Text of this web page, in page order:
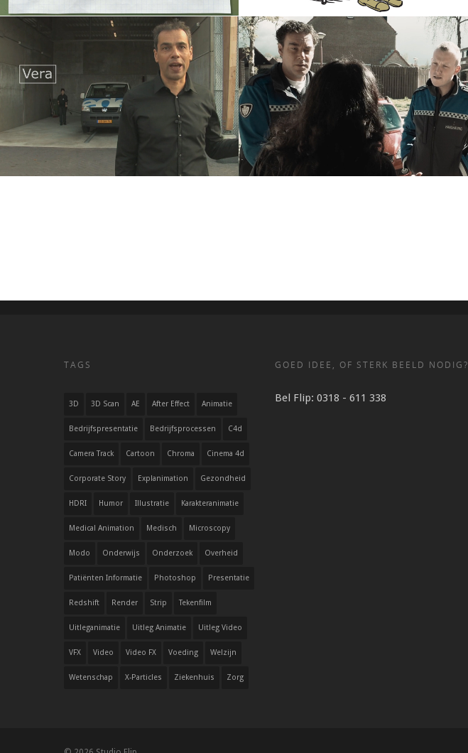
De wet AVG Vanuit Autisme Bekeken
TAGS
3D 3D Scan AE After Effect Animatie
Bedrijfspresentatie Bedrijfsprocessen C4d
Camera Track Cartoon Chroma Cinema 4d
Corporate Story Explanimation Gezondheid
HDRI Humor Illustratie Karakteranimatie
Medical Animation Medisch Microscopy
Modo Onderwijs Onderzoek Overheid
Patiënten Informatie Photoshop Presentatie
Redshift Render Strip Tekenfilm
Uitleganimatie Uitleg Animatie Uitleg Video
VFX Video Video FX Voeding Welzijn
Wetenschap X-Particles Ziekenhuis Zorg
GOED IDEE, OF STERK BEELD NODIG?
Bel Flip: 0318 - 611 338